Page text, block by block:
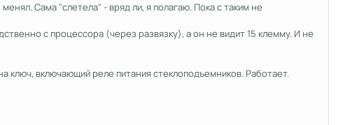
Сама "слетела" - вряд ли, я полагаю. Пока с таким не
с процессора (через развязку), а он не видит 15 клемму. И не
ключ, включающий реле питания стеклоподъемников. Работает.